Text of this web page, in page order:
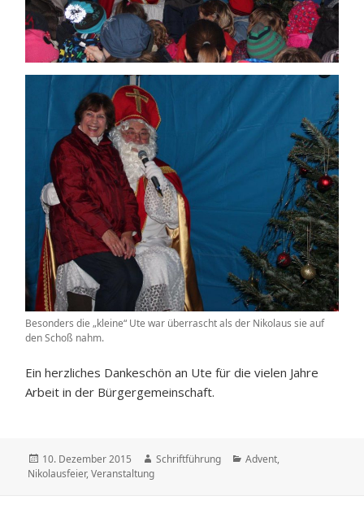
Besonders die „kleine“ Ute war überrascht als der Nikolaus sie auf
den Schoß nahm.
Ein herzliches Dankeschön an Ute für die vielen Jahre
Arbeit in der Bürgergemeinschaft.
Veröffentlicht
am
10. Dezember 2015 Autor
Schriftführung Kategorien
Advent,
Nikolausfeier,Veranstaltung